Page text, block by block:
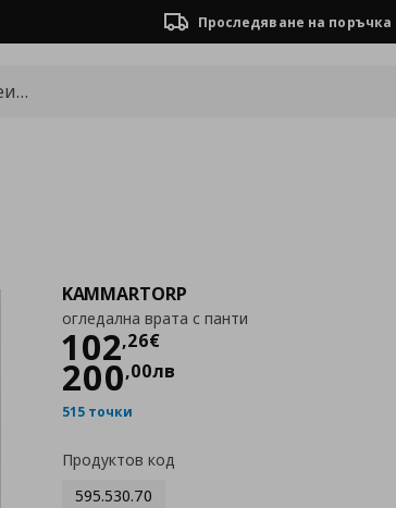
Проследяване на поръчка
KAMMARTORP
огледална врата с панти
102,26€
Цена102,26 €
200,00лв
515 точки
Продуктов код
595.530.70